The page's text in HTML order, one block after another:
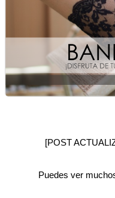
[POST
Puedes ver